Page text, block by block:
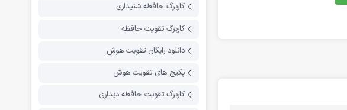
کاربرگ حافظه شنیداری
کاربرگ تقویت حافظه
دانلود رایگان تقویت هوش
پکیج های تقویت هوش
کاربرگ تقویت حافظه دیداری